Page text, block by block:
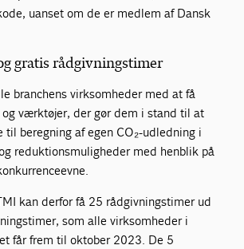
uanset om de er medlem af Dansk
gratis rådgivningstimer
branchens virksomheder med at få
værktøjer, der gør dem i stand til at
til beregning af egen CO₂-udledning i
reduktionsmuligheder med henblik på
kan derfor få 25 rådgivningstimer ud
som alle virksomheder i
får frem til oktober 2023. De 5